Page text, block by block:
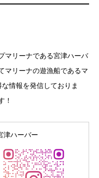
マリーナである宮津ハーバ
マリーナの遊漁船であるマ
情報を発信しておりま
！
津ハーバー